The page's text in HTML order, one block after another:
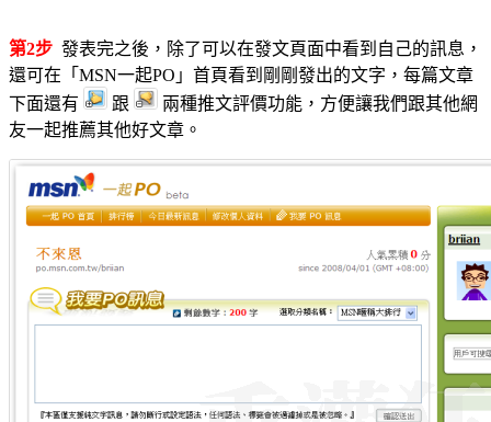
第2步 發表完之後，除了可以在發文頁面中看到自己的訊息，
還可在「MSN一起PO」首頁看到剛剛發出的文字，每篇文章
下面還有
跟
兩種推文評價功能，方便讓我們跟其他網
友一起推薦其他好文章。